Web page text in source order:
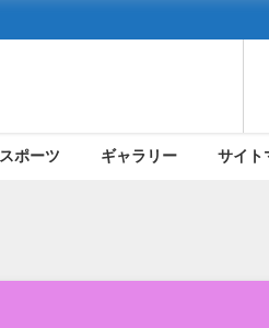
スポーツ ギャラリー サイト